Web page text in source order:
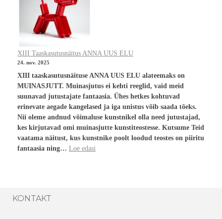
XIII Taaskasutusnäitus ANNA UUS ELU
24. nov. 2025
XIII taaskasutusnäituse ANNA UUS ELU alateemaks on
MUINASJUTT. Muinasjutus ei kehti reeglid, vaid meid
suunavad jutustajate fantaasia. Ühes hetkes kohtuvad
erinevate aegade kangelased ja iga unistus võib saada tõeks.
Nii oleme andnud võimaluse kunstnikel olla need jutustajad,
kes kirjutavad omi muinasjutte kunstiteostesse. Kutsume Teid
vaatama näitust, kus kunstnike poolt loodud teostes on piiritu
fantaasia ning… Loe edasi
KONTAKT